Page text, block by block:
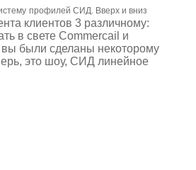
профилей СИД. Вверх и вниз
клиентов 3 различному:
в свете Commercail и
вы были сделаны некоторому
это шоу, СИД линейное